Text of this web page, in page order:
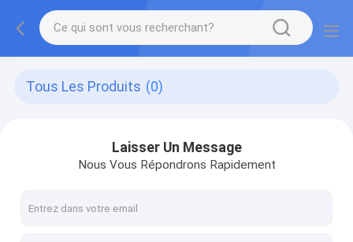
Tous Les Produits (0)
Laisser Un Message
Nous Vous Répondrons Rapidement